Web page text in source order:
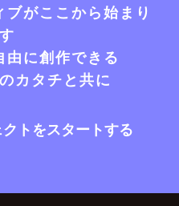
がここから始まり
由に創作できる
カタチと共に
トをスタートする